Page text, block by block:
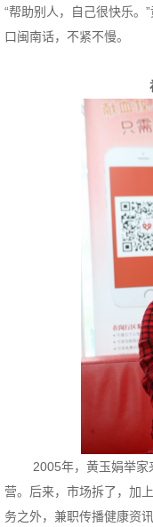
“帮助别人，自己很快乐。
口闽南话，不紧不慢。
2005年，黄玉娟举家来
营。后来，市场拆了，加
务之外，兼职传播健康资讯